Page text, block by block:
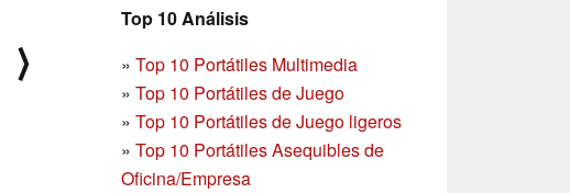
Top 10 Análisis
» Top 10 Portátiles Multimedia
» Top 10 Portátiles de Juego
» Top 10 Portátiles de Juego ligeros
» Top 10 Portátiles Asequibles de
Oficina/Empresa
⟩